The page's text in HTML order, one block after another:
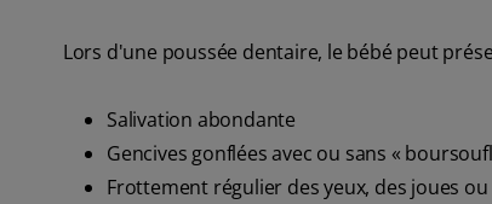
Lors d'une poussée dentaire, le bébé peut
Salivation abondante
Gencives gonflées avec ou sans «
Frottement régulier des yeux, des joues